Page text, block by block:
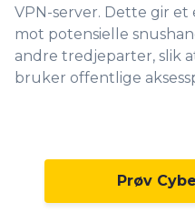
VPN-server. Dette gir
mot potensielle
andre tredjeparter, slik
bruker offentlige
Prøv